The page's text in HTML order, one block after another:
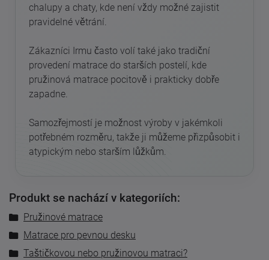
chalupy a chaty, kde není vždy možné zajistit
pravidelné větrání.
Zákazníci Irmu často volí také jako tradiční
provedení matrace do starších postelí, kde
pružinová matrace pocitově i prakticky dobře
zapadne.
Samozřejmostí je možnost výroby v jakémkoli
potřebném rozměru, takže ji můžeme přizpůsobit i
atypickým nebo starším lůžkům.
Produkt se nachází v kategoriích:
Pružinové matrace
Matrace pro pevnou desku
Taštičkovou nebo pružinovou matraci?